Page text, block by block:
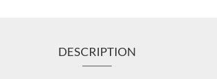
DESCRIPTION